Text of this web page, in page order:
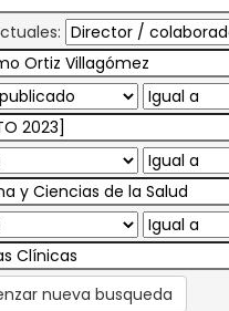
nueva busqueda